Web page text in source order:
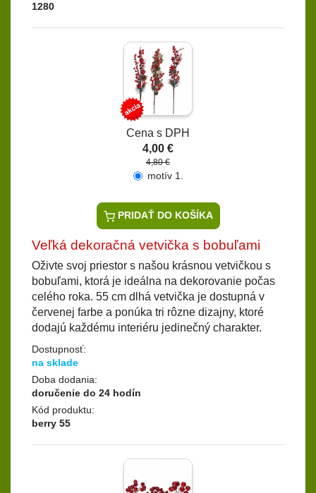
1280
Cena s DPH
4,00 €
4,80 €
motív 1.
PRIDAŤ DO KOŠÍKA
Veľká dekoračná vetvička s bobuľami
Oživte svoj priestor s našou krásnou vetvičkou s
bobuľami, ktorá je ideálna na dekorovanie počas
celého roka. 55 cm dlhá vetvička je dostupná v
červenej farbe a ponúka tri rôzne dizajny, ktoré
dodajú každému interiéru jedinečný charakter.
Dostupnosť:
na sklade
Doba dodania:
doručenie do 24 hodín
Kód produktu:
berry 55